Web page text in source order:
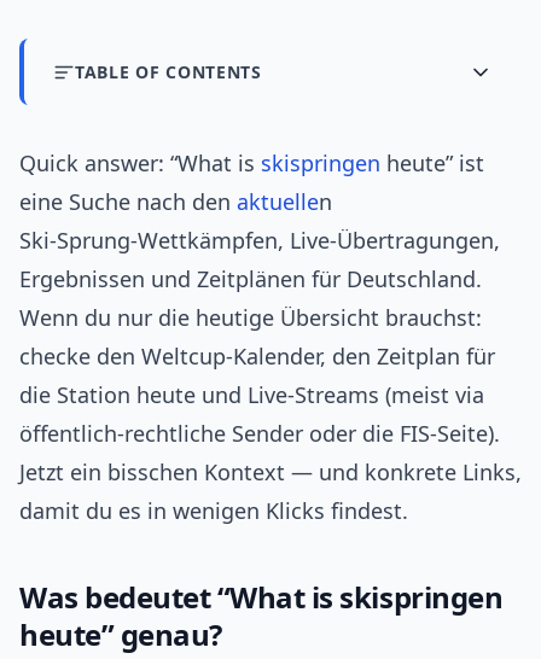
TABLE OF CONTENTS
Quick answer: “What is skispringen heute” ist
eine Suche nach den aktuellen
Ski‑Sprung‑Wettkämpfen, Live‑Übertragungen,
Ergebnissen und Zeitplänen für Deutschland.
Wenn du nur die heutige Übersicht brauchst:
checke den Weltcup‑Kalender, den Zeitplan für
die Station heute und Live‑Streams (meist via
öffentlich‑rechtliche Sender oder die FIS‑Seite).
Jetzt ein bisschen Kontext — und konkrete Links,
damit du es in wenigen Klicks findest.
Was bedeutet “What is skispringen
heute” genau?